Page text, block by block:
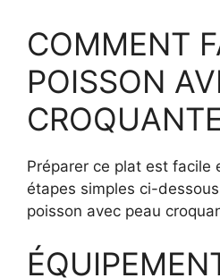
COMMENT
POISSON
Préparer ce plat est facile
étapes simples ci-
poisson avec peau